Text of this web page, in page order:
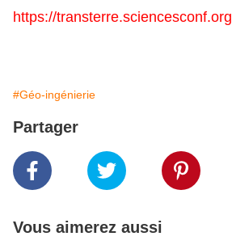
https://transterre.sciencesconf.org
#Géo-ingénierie
Partager
Vous aimerez aussi